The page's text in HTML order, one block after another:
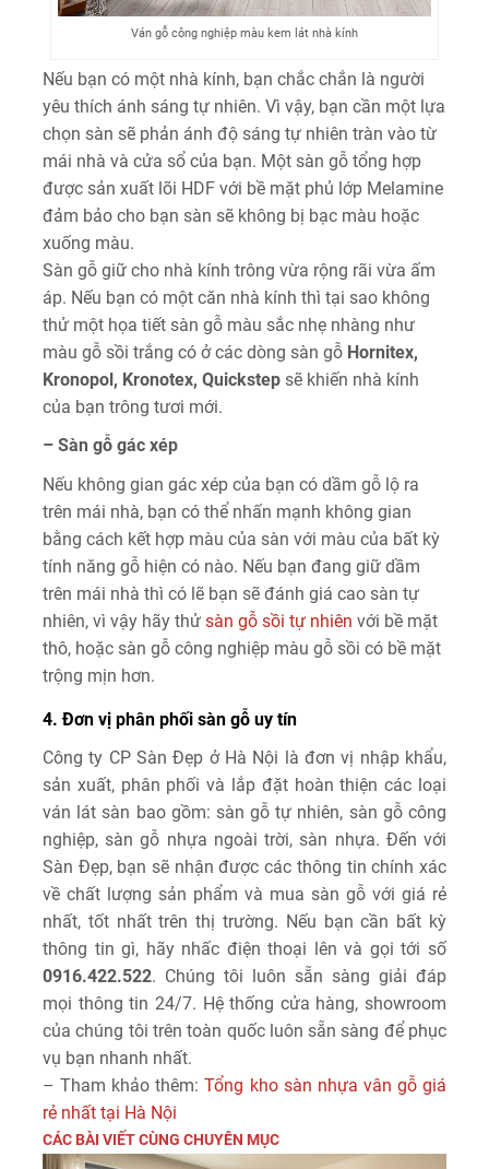
Ván gỗ công nghiệp màu kem lát nhà kính
Nếu bạn có một nhà kính, bạn chắc chắn là người
yêu thích ánh sáng tự nhiên. Vì vậy, bạn cần một lựa
chọn sàn sẽ phản ánh độ sáng tự nhiên tràn vào từ
mái nhà và cửa sổ của bạn. Một sàn gỗ tổng hợp
được sản xuất lõi HDF với bề mặt phủ lớp Melamine
đảm bảo cho bạn sàn sẽ không bị bạc màu hoặc
xuống màu.
Sàn gỗ giữ cho nhà kính trông vừa rộng rãi vừa ấm
áp. Nếu bạn có một căn nhà kính thì tại sao không
thử một họa tiết sàn gỗ màu sắc nhẹ nhàng như
màu gỗ sồi trắng có ở các dòng sàn gỗ Hornitex,
Kronopol, Kronotex, Quickstep sẽ khiến nhà kính
của bạn trông tươi mới.
– Sàn gỗ gác xép
Nếu không gian gác xép của bạn có dầm gỗ lộ ra
trên mái nhà, bạn có thể nhấn mạnh không gian
bằng cách kết hợp màu của sàn với màu của bất kỳ
tính năng gỗ hiện có nào. Nếu bạn đang giữ dầm
trên mái nhà thì có lẽ bạn sẽ đánh giá cao sàn tự
nhiên, vì vậy hãy thử sàn gỗ sồi tự nhiên với bề mặt
thô, hoặc sàn gỗ công nghiệp màu gỗ sồi có bề mặt
trộng mịn hơn.
4. Đơn vị phân phối sàn gỗ uy tín
Công ty CP Sàn Đẹp ở Hà Nội là đơn vị nhập khẩu,
sản xuất, phân phối và lắp đặt hoàn thiện các loại
ván lát sàn bao gồm: sàn gỗ tự nhiên, sàn gỗ công
nghiệp, sàn gỗ nhựa ngoài trời, sàn nhựa. Đến với
Sàn Đẹp, bạn sẽ nhận được các thông tin chính xác
về chất lượng sản phẩm và mua sàn gỗ với giá rẻ
nhất, tốt nhất trên thị trường. Nếu bạn cần bất kỳ
thông tin gì, hãy nhấc điện thoại lên và gọi tới số
0916.422.522. Chúng tôi luôn sẵn sàng giải đáp
mọi thông tin 24/7. Hệ thống cửa hàng, showroom
của chúng tôi trên toàn quốc luôn sẵn sàng để phục
vụ bạn nhanh nhất.
– Tham khảo thêm:Tổng kho sàn nhựa vân gỗ giá
rẻ nhất tại Hà Nội
CÁC BÀI VIẾT CÙNG CHUYÊN MỤC